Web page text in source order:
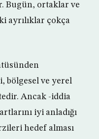
Bugün, ortaklar ve
ayrılıklar çokça
bölgesel ve yerel
Ancak -iddia
iyi anladığı
hedef alması